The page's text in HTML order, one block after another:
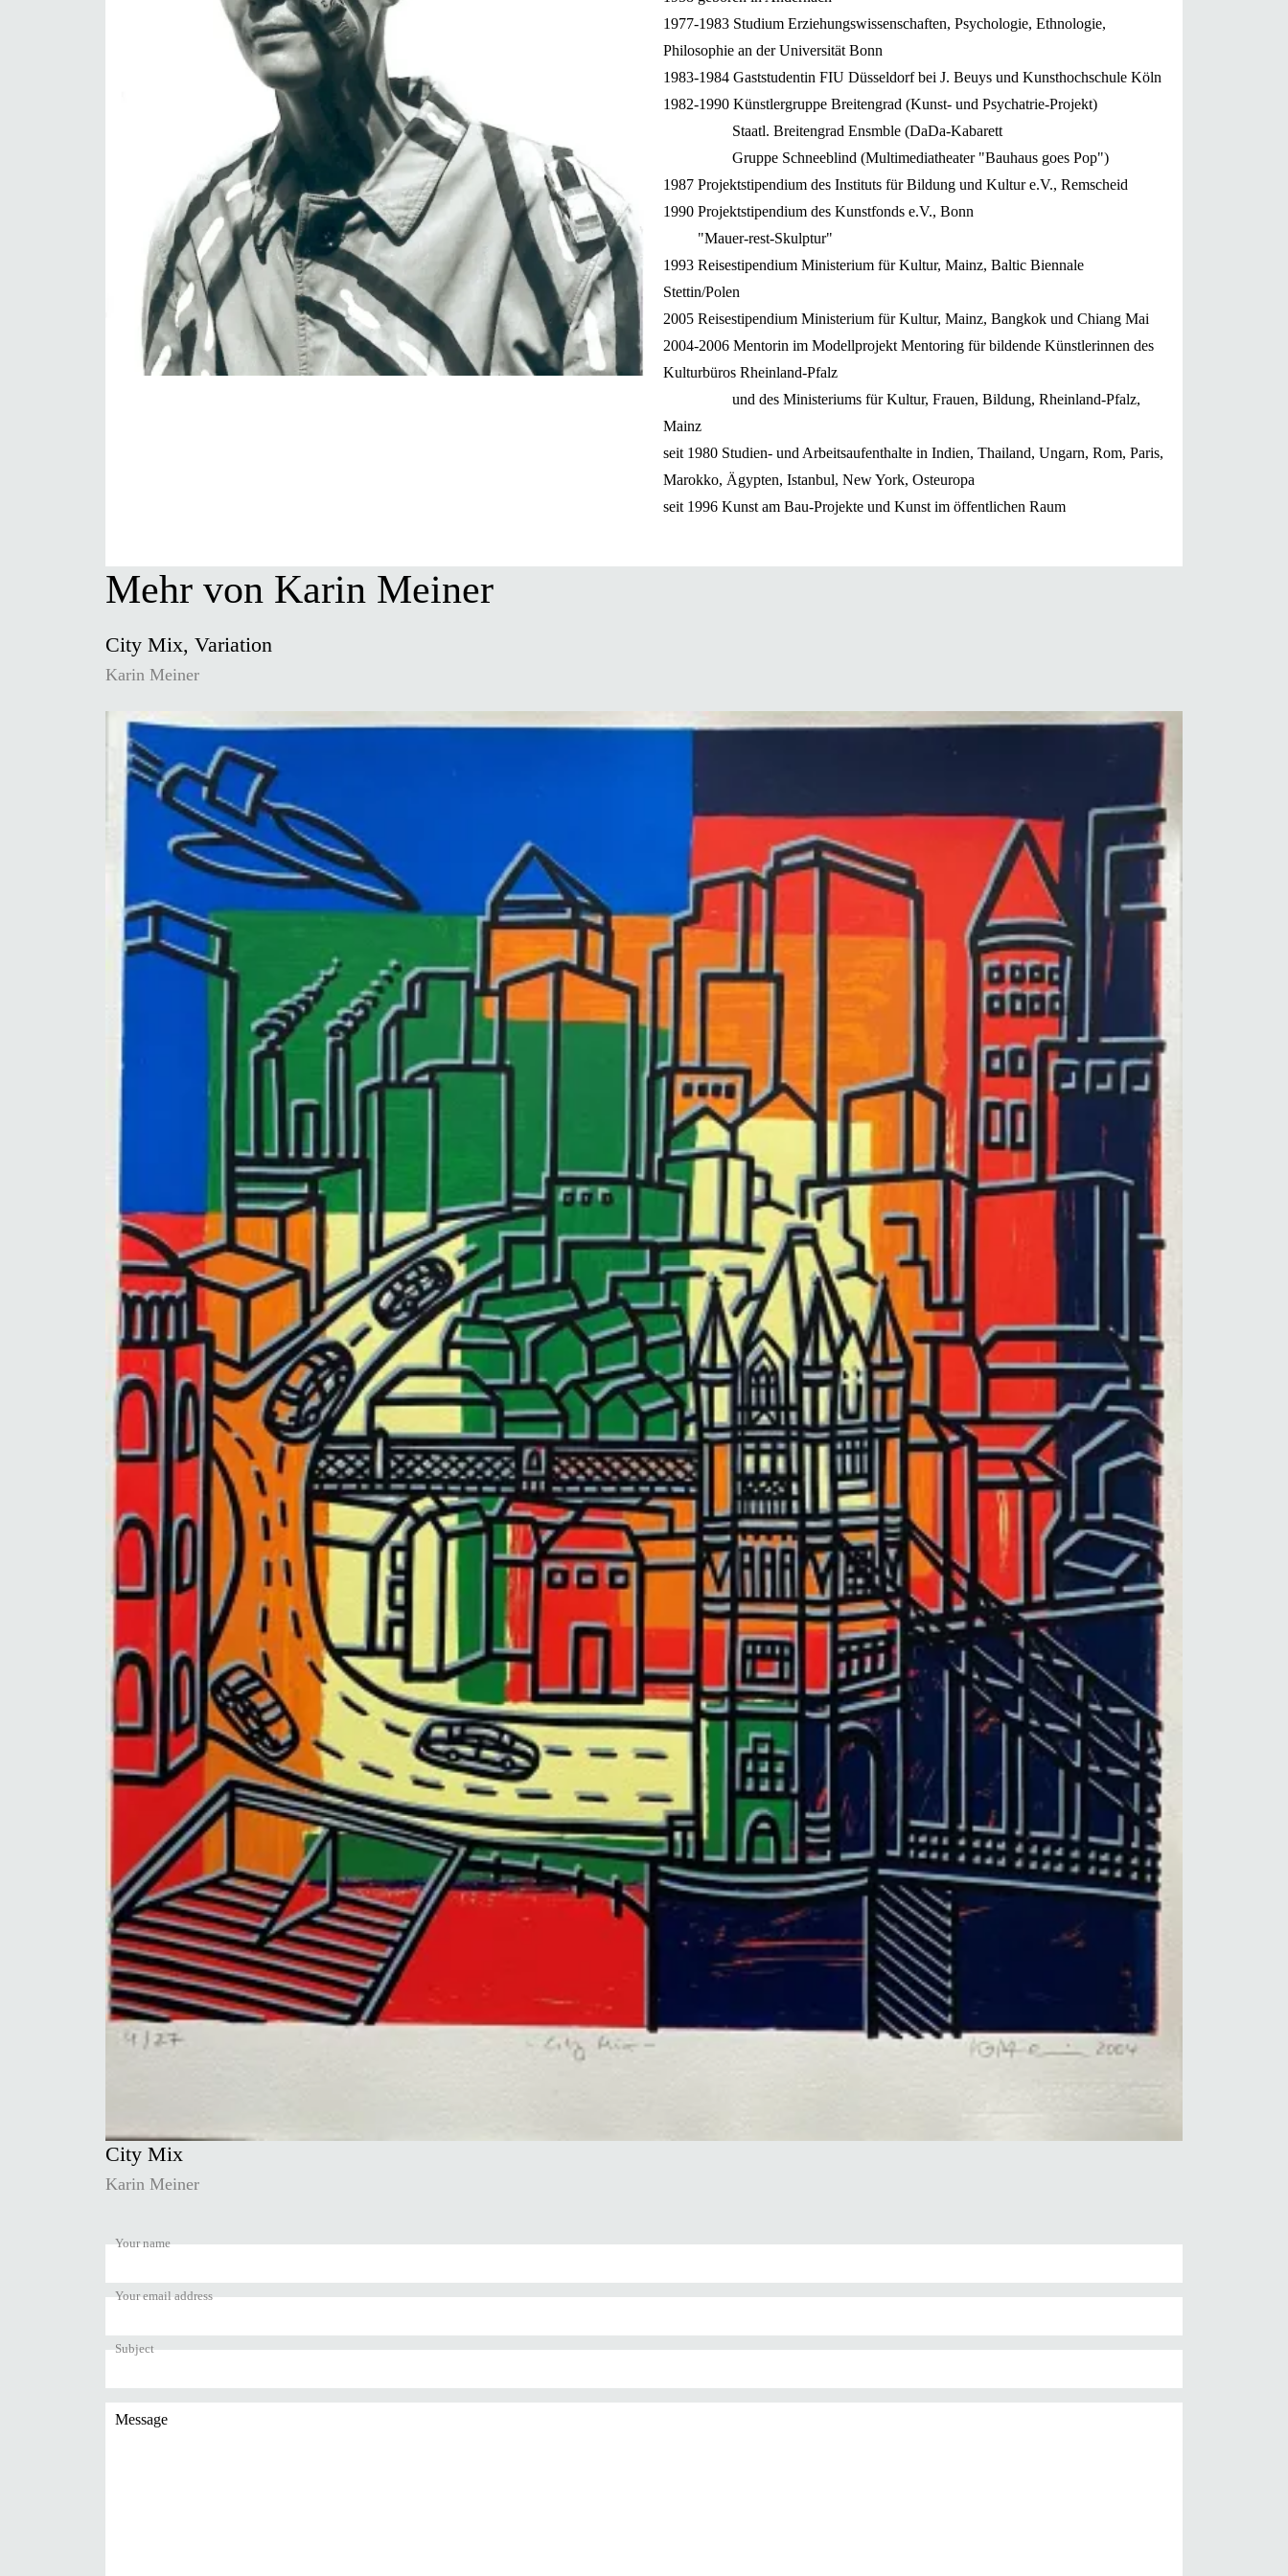
1977-1983 Studium Erziehungswissenschaften, Psychologie, Ethnologie,
Philosophie an der Universität Bonn
1983-1984 Gaststudentin FIU Düsseldorf bei J. Beuys und Kunsthochschule Köln
1982-1990 Künstlergruppe Breitengrad (Kunst- und Psychatrie-Projekt)
Staatl. Breitengrad Ensmble (DaDa-Kabarett
Gruppe Schneeblind (Multimediatheater "Bauhaus goes Pop")
1987 Projektstipendium des Instituts für Bildung und Kultur e.V., Remscheid
1990 Projektstipendium des Kunstfonds e.V., Bonn
"Mauer-rest-Skulptur"
1993 Reisestipendium Ministerium für Kultur, Mainz, Baltic Biennale
Stettin/Polen
2005 Reisestipendium Ministerium für Kultur, Mainz, Bangkok und Chiang Mai
2004-2006 Mentorin im Modellprojekt Mentoring für bildende Künstlerinnen des
Kulturbüros Rheinland-Pfalz
und des Ministeriums für Kultur, Frauen, Bildung, Rheinland-Pfalz,
Mainz
seit 1980 Studien- und Arbeitsaufenthalte in Indien, Thailand, Ungarn, Rom, Paris,
Marokko, Ägypten, Istanbul, New York, Osteuropa
seit 1996 Kunst am Bau-Projekte und Kunst im öffentlichen Raum
Mehr von Karin Meiner
City Mix, Variation
Karin Meiner
City Mix
Karin Meiner
Your name
Your email address
Subject
Message